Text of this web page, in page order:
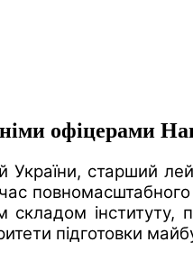
офіцерами
України, старший
інституту,
підготовки